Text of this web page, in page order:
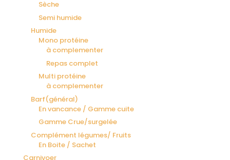
Sèche
Semi humide
Humide
Mono protéine
à complementer
Repas complet
Multi protéine
à complementer
Barf(général)
En vancance / Gamme cuite
Gamme Crue/surgelée
Complément légumes/ Fruits
En Boite / Sachet
Carnivoer